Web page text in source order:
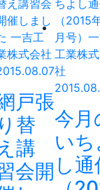
戸張
り替
え講
会開
今月
い
し